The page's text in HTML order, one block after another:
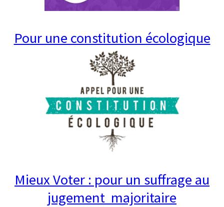
Pour une constitution écologique
Mieux Voter : pour un suffrage au
jugement majoritaire